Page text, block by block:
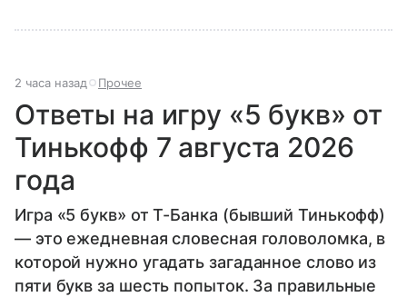
2 часа назад Прочее
Ответы на игру «5 букв» от
Тинькофф 7 августа 2026
года
Игра «5 букв» от Т-Банка (бывший Тинькофф)
— это ежедневная словесная головоломка, в
которой нужно угадать загаданное слово из
пяти букв за шесть попыток. За правильные